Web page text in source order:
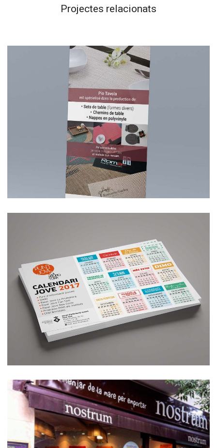
Projectes relacionats
Pio Tavola
Ajuntament de Sta. Perpètua (varis)